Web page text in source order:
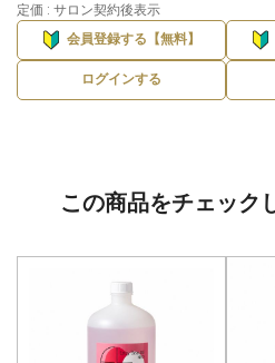
定価 : サロン契約後表示
会員登録する【無料】
ログインする
この商品をチェック